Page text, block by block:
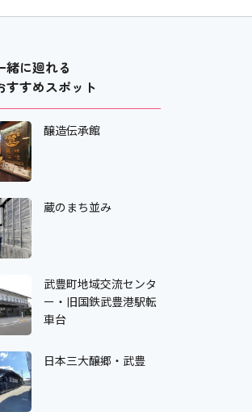
緒に廻れる
すすめスポット
醸造伝承館
蔵のまち並み
武豊町地域交流センタ
ー・旧国鉄武豊港駅転
車台
日本三大醸郷・武豊